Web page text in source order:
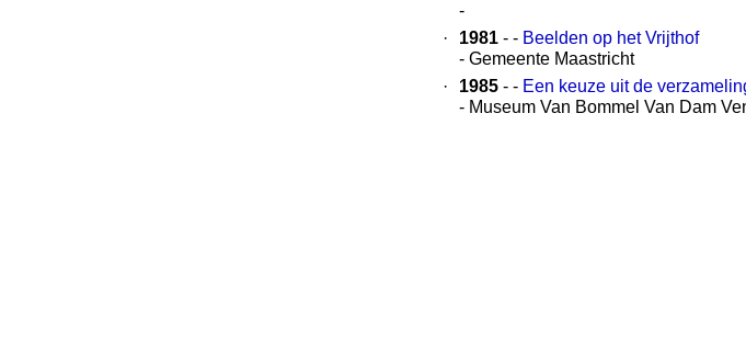
-
·
1981 - - Beelden op het Vrijthof
- Gemeente Maastricht
·
1985 - - Een keuze uit de
- Museum Van Bommel Van Dam